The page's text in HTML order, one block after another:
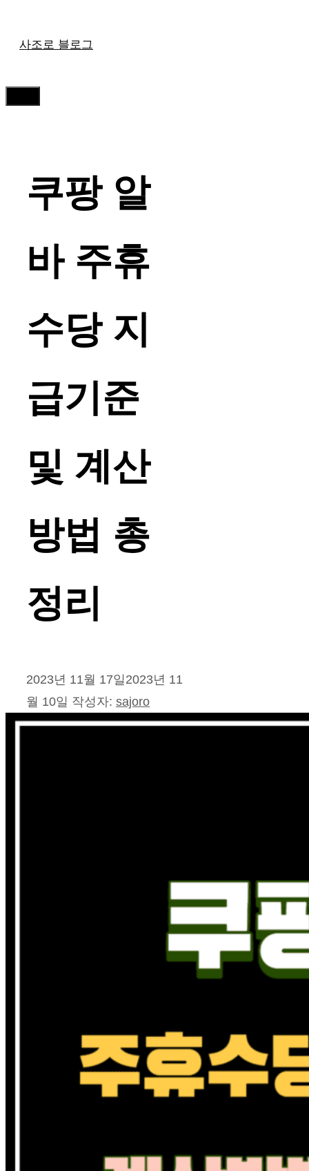
사조로 블로그
쿠팡 알
바 주휴
수당 지
급기준
및 계산
방법 총
정리
2023년 11월 17일 2023년 11
월 10일 작성자: sajoro